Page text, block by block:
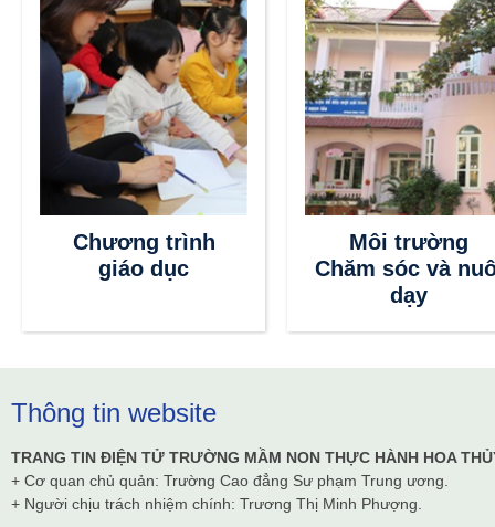
Chương trình
giáo dục
Môi trường
Chăm sóc và
dạy
Thông tin website
TRANG TIN ĐIỆN TỬ TRƯỜNG MẦM NON THỰC HÀNH HOA
+ Cơ quan chủ quản: Trường Cao đẳng Sư phạm Trung ương.
+ Người chịu trách nhiệm chính: Trương Thị Minh Phượng.